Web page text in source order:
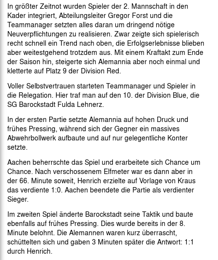
In größter Zeitnot wurden Spieler der 2. Mannschaft in den
Kader integriert, Abteilungsleiter Gregor Forst und die
Teammanager setzten alles daran um dringend nötige
Neuverpflichtungen zu realisieren. Zwar zeigte sich spielerisch
recht schnell ein Trend nach oben, die Erfolgserlebnisse blieben
aber weitestgehend trotzdem aus. Mit einem Kraftakt zum Ende
der Saison hin, steigerte sich Alemannia aber noch einmal und
kletterte auf Platz 9 der Division Red.
Voller Selbstvertrauen starteten Teammanager und Spieler in
die Relegation. Hier traf man auf den 10. der Division Blue, die
SG Barockstadt Fulda Lehnerz.
In der ersten Partie setzte Alemannia auf hohen Druck und
frühes Pressing, während sich der Gegner ein massives
Abwehrbollwerk aufbaute und auf nur gelegentliche Konter
setzte.
Aachen beherrschte das Spiel und erarbeitete sich Chance um
Chance. Nach verschossenem Elfmeter war es dann aber in
der 66. Minute soweit, Henrich erzielte auf Vorlage von Kraus
das verdiente 1:0. Aachen beendete die Partie als verdienter
Sieger.
Im zweiten Spiel änderte Barockstadt seine Taktik und baute
ebenfalls auf frühes Pressing. Dies wurde bereits in der 8.
Minute belohnt. Die Alemannen waren kurz überrascht,
schüttelten sich und gaben 3 Minuten später die Antwort: 1:1
durch Henrich.